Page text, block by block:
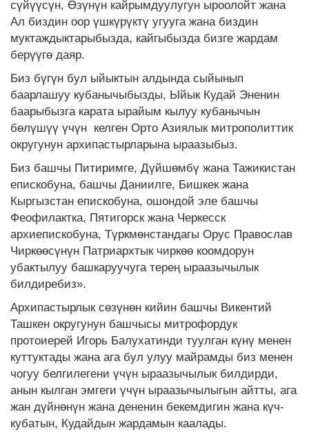
сүйүүсүн, Өзүнүн кайрымдуулугун ыроолойт жана
Ал биздин оор үшкүрүктү угууга жана биздин
муктаждыктарыбызда, кайгыбызда бизге жардам
берүүгө даяр.
Биз бүгүн бул ыйыктын алдында сыйынып
баарлашуу кубанычыбызды, Ыйык Кудай Эненин
баарыбызга карата ырайым кылуу кубанычын
бөлүшүү үчүн келген Орто Азиялык митрополиттик
округунун архипастырларына ыраазыбыз.
Биз башчы Питиримге, Дүйшөмбү жана Тажикистан
епискобуна, башчы Даниилге, Бишкек жана
Кыргызстан епискобуна, ошондой эле башчы
Феофилактка, Пятигорск жана Черкесск
архиепискобуна, Түркмөнстандагы Орус Православ
Чиркөөсүнүн Патриархтык чиркөө коомдорун
убактылуу башкаруучуга терең ыраазычылык
билдиребиз».
Архипастырлык сөзүнөн кийин башчы Викентий
Ташкен округунун башчысы митрофордук
протоиерей Игорь Балухатинди туулган күнү менен
куттуктады жана ага бул улуу майрамды биз менен
чогуу белгилегени үчүн ыраазычылык билдирди,
анын кылган эмгеги үчүн ыраазычылыгын айтты, ага
жан дүйнөнүн жана дененин бекемдигин жана күч-
кубатын, Кудайдын жардамын каалады.